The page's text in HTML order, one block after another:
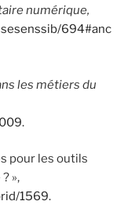
numérique,
694#anc
les métiers du
.
pour les outils
»,
1569.